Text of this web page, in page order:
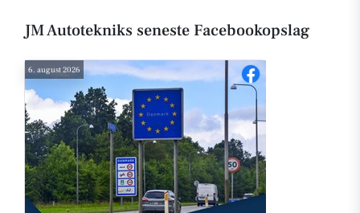
JM Autotekniks seneste Facebookopslag
6. august 2026